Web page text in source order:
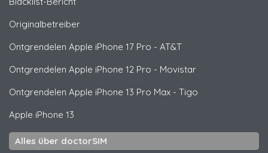
Originalbetreiber
Ontgrendelen Apple iPhone 17 Pro - AT&T
Ontgrendelen Apple iPhone 12 Pro - Movistar
Ontgrendelen Apple iPhone 13 Pro Max - Tigo
Apple iPhone 13
Alles über doctorSIM